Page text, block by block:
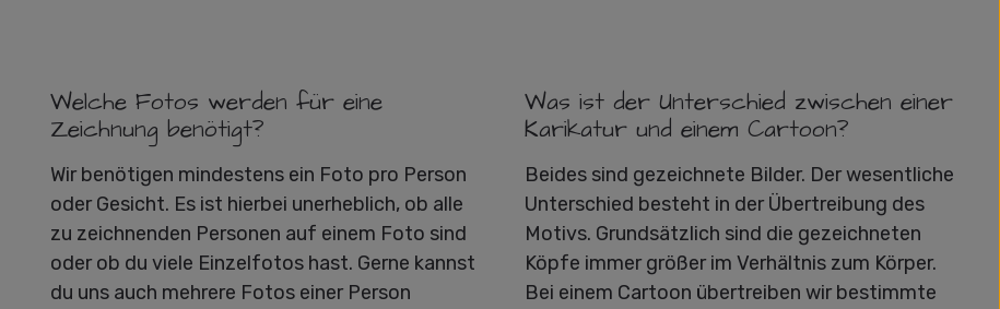
Welche Fotos werden für eine
Zeichnung benötigt?
Wir benötigen mindestens ein Foto pro Person
oder Gesicht. Es ist hierbei unerheblich, ob alle
zu zeichnenden Personen auf einem Foto sind
oder ob du viele Einzelfotos hast. Gerne kannst
du uns auch mehrere Fotos einer Person
Was ist der Unterschied zwischen einer
Karikatur und einem Cartoon?
Beides sind gezeichnete Bilder. Der wesentliche
Unterschied besteht in der Übertreibung des
Motivs. Grundsätzlich sind die gezeichneten
Köpfe immer größer im Verhältnis zum Körper.
Bei einem Cartoon übertreiben wir bestimmte